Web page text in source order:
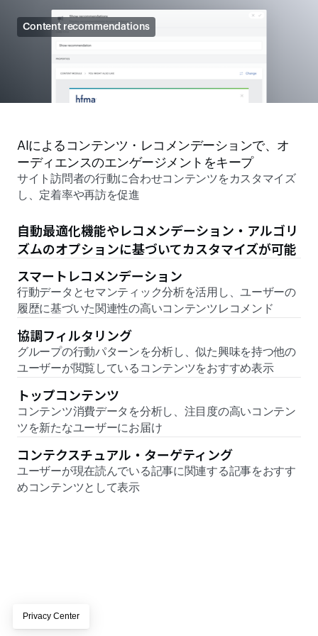
Content recommendations
AIによるコンテンツ・レコメンデーションで、オ
ーディエンスのエンゲージメントをキープ
サイト訪問者の行動に合わせコンテンツをカスタマイズ
し、定着率や再訪を促進
自動最適化機能やレコメンデーション・アルゴリ
ズムのオプションに基づいてカスタマイズが可能
スマートレコメンデーション
行動データとセマンティック分析を活用し、ユーザーの
履歴に基づいた関連性の高いコンテンツレコメンド
協調フィルタリング
グループの行動パターンを分析し、似た興味を持つ他の
ユーザーが閲覧しているコンテンツをおすすめ表示
トップコンテンツ
コンテンツ消費データを分析し、注目度の高いコンテン
ツを新たなユーザーにお届け
コンテクスチュアル・ターゲティング
ユーザーが現在読んでいる記事に関連する記事をおすす
めコンテンツとして表示